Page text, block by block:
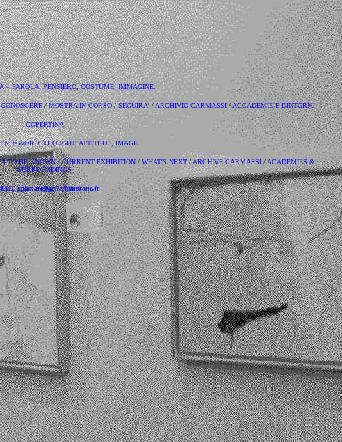
= PAROLA, PENSIERO, COSTUME, IMMAGINE.
/MOSTRA IN CORSO /SEGUIRA' / ARCHIVIO CARMASSI /ACCADEMIE E DINTORNI
COPERTINA
THOUGHT, ATTITUDE, IMAGE
TO BE KNOWN/CURRENT EXHIBITION / WHAT'S NEXT /ARCHIVE CARMASSI / ACADEMIES &
SURROUNDINGS
xplanart@galleriamorone.it